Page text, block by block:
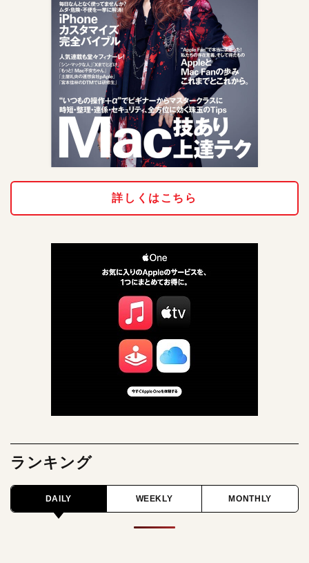
詳しくはこちら
ランキング
DAILY WEEKLY MONTHLY